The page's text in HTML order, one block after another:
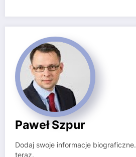
Paweł Szpur
Dodaj swoje informacje biograficzne.
teraz.